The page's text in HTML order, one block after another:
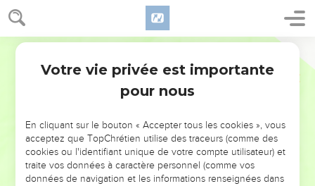
NE MANQUEZ PAS L’ÉVÉNEMENT
DE L’ANNÉE !
ET SI LEURS ERREURS POUVAIENT VOUS ÉVITER LES
VOTRES ?
Votre vie privée est importante
pour nous
En cliquant sur le bouton « Accepter tous les cookies », vous
acceptez que TopChrétien utilise des traceurs (comme des
cookies ou l'identifiant unique de votre compte utilisateur) et
traite vos données à caractère personnel (comme vos
données de navigation et les informations renseignées dans